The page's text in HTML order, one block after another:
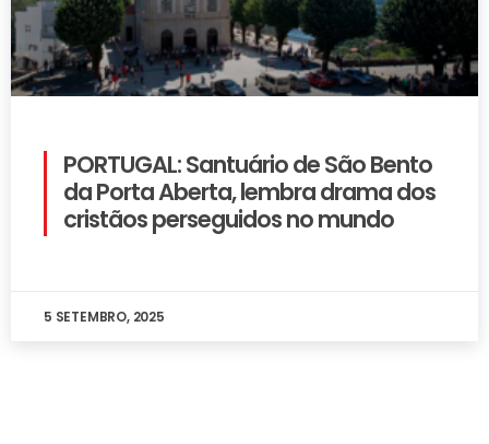
PORTUGAL: Santuário de São Bento
da Porta Aberta, lembra drama dos
cristãos perseguidos no mundo
5 SETEMBRO, 2025